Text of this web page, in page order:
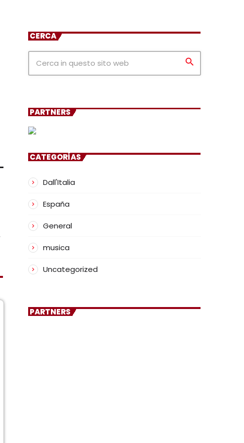
CERCA
search
PARTNERS
CATEGORÍAS
Dall'Italia
España
General
musica
Uncategorized
PARTNERS